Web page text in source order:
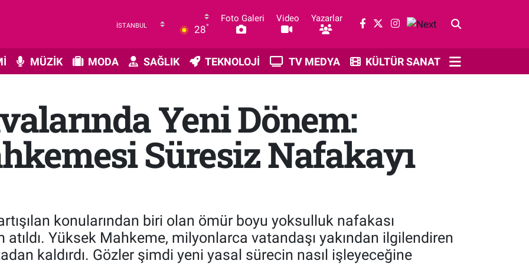
28°
Foto Galeri Video Yazarlar
MÜZİK MODA SAĞLIK TEKNOLOJİ TV MEDYA KÜLTÜR SANAT
Yeni Dönem:
Süresiz Nafakayı
konularından biri olan ömür boyu yoksulluk nafakası
atıldı. Yüksek Mahkeme, milyonlarca vatandaşı yakından ilgilendiren
kaldırdı. Gözler şimdi yeni yasal sürecin nasıl işleyeceğine